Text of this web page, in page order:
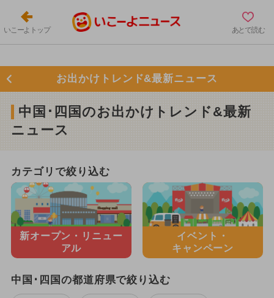
いこーよトップ あとで読む
お出かけトレンド&最新ニュース
中国･四国のお出かけトレンド&最新
ニュース
カテゴリで絞り込む
新オープン・ リニュー
アル
イベント・
キャンペーン
中国･四国の都道府県で絞り込む